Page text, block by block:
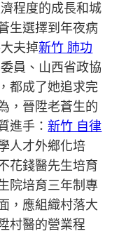
程度的成長和城
生選擇到年夜病
夫掉新竹 肺功
員、山西省政協
都成了她追求完
，晉陞老蒼生的
進手：新竹 自律
人才外鄉化培
花錢醫先生培育
院培育三年制專
，應組織村落大
村醫的營業程